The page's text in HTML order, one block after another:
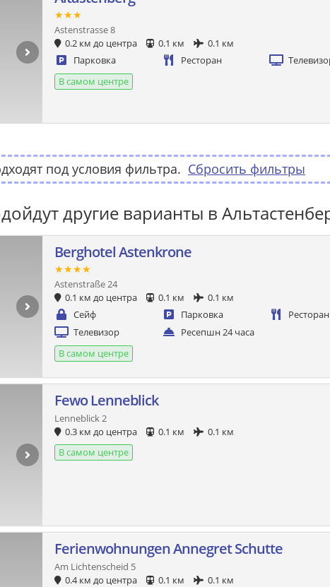
★★★
Astenstrasse 8
0.2 км до центра
0.1 км
0.1 км
Парковка
Ресторан
В самом центре
под условия фильтра. Сбросить фильтры
другие варианты в
Berghotel Astenkrone
★★★★
Astenstraße 24
0.1 км до центра
0.1 км
0.1 км
Сейф
Парковка
Ресторан
Телевизор
Ресепшн 24 часа
В самом центре
Fewo Lenneblick
Lenneblick 2
0.3 км до центра
0.1 км
0.1 км
В самом центре
Ferienwohnungen Annegret Schutte
Am Lichtenscheid 5
0.4 км до центра
0.1 км
0.1 км